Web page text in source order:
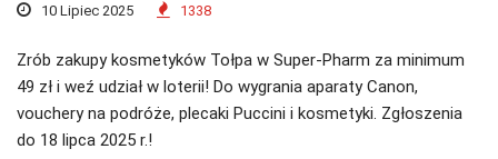
10 Lipiec 2025 1338
Zrób zakupy kosmetyków Tołpa w Super-Pharm za minimum
49 zł i weź udział w loterii! Do wygrania aparaty Canon,
vouchery na podróże, plecaki Puccini i kosmetyki. Zgłoszenia
do 18 lipca 2025 r.!